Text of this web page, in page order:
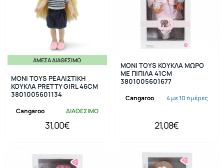
ΆΜΕΣΑ ΔΙΑΘΈΣΙΜΟ
Cangaroo ΔΙΑΘΕΣΙΜΟ
MONI TOYS ΡΕΑΛΙΣΤΙΚΗ
ΚΟΥΚΛΑ PRETTY GIRL 46CM
3801005601134
31,00€
Cangaroo 4 με 10 ημέρες
MONI TOYS ΚΟΥΚΛΑ ΜΩΡΟ
ΜΕ ΠΙΠΙΛΑ 41CM
3801005601677
21,08€